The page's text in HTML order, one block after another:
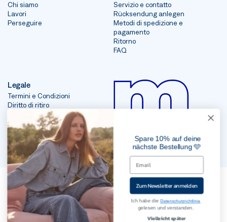
Chi siamo
Lavori
Perseguire
Servizio e contatto
Rücksendung anlegen
Metodi di spedizione e
pagamento
Ritorno
FAQ
Legale
Termini e Condizioni
Diritto di ritiro
Protezione dei dati
2023, Mavi Jeans Inc. Tutti i diritti riservati
Spare 10% auf deine
nächste Bestellung 🩵
Zum Newsletter anmelden
Ich habe dieDatenschutzrichtlinie
gelesen und verstanden.
Vielleicht später